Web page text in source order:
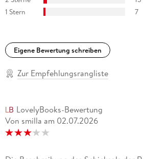
1 Stern
7
Eigene Bewertung schreiben
Zur Empfehlungsrangliste
LovelyBooks-Bewertung
Von smilla am 02.07.2026